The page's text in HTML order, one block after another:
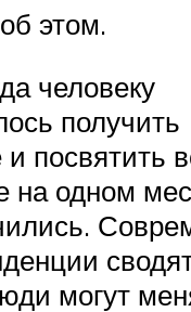
этом.
человеку
получить
и посвятить
на одном
могут